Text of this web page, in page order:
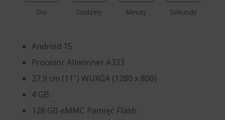
Dni Godziny Minuty Sekundy
Android 15
Procesor Allwinner A333
27,9 cm (11") WUXGA (1280 x 800)
4 GB
128 GB eMMC Pamięć Flash